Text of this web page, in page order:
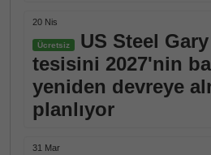
20 Nis
Ücretsiz
US Steel
tesisini 2027'nin
yeniden devreye
planlıyor
31 Mar